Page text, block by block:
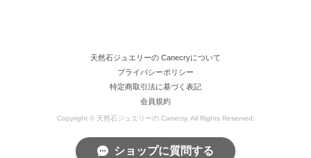
天然石ジュエリーの Canecryについて
プライバシーポリシー
特定商取引法に基づく表記
会員規約
Copyright © 天然石ジュエリーの Canecry. All Rights Reserved.
ショップに質問する